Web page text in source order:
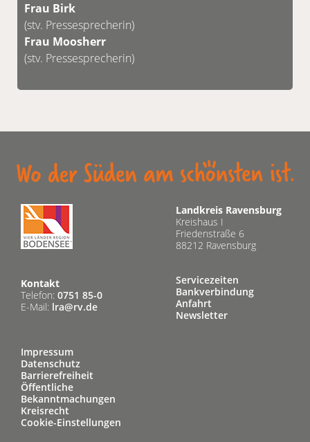
Frau Birk
(stv. Pressesprecherin)
Frau Moosherr
(stv. Pressesprecherin)
Landkreis Ravensburg
Kreishaus I
Friedenstraße 6
88212 Ravensburg
Kontakt
Telefon: 0751 85-0
E-Mail: lra@rv.de
Servicezeiten
Bankverbindung
Anfahrt
Newsletter
Impressum
Datenschutz
Barrierefreiheit
Öffentliche
Bekanntmachungen
Kreisrecht
Cookie-Einstellungen